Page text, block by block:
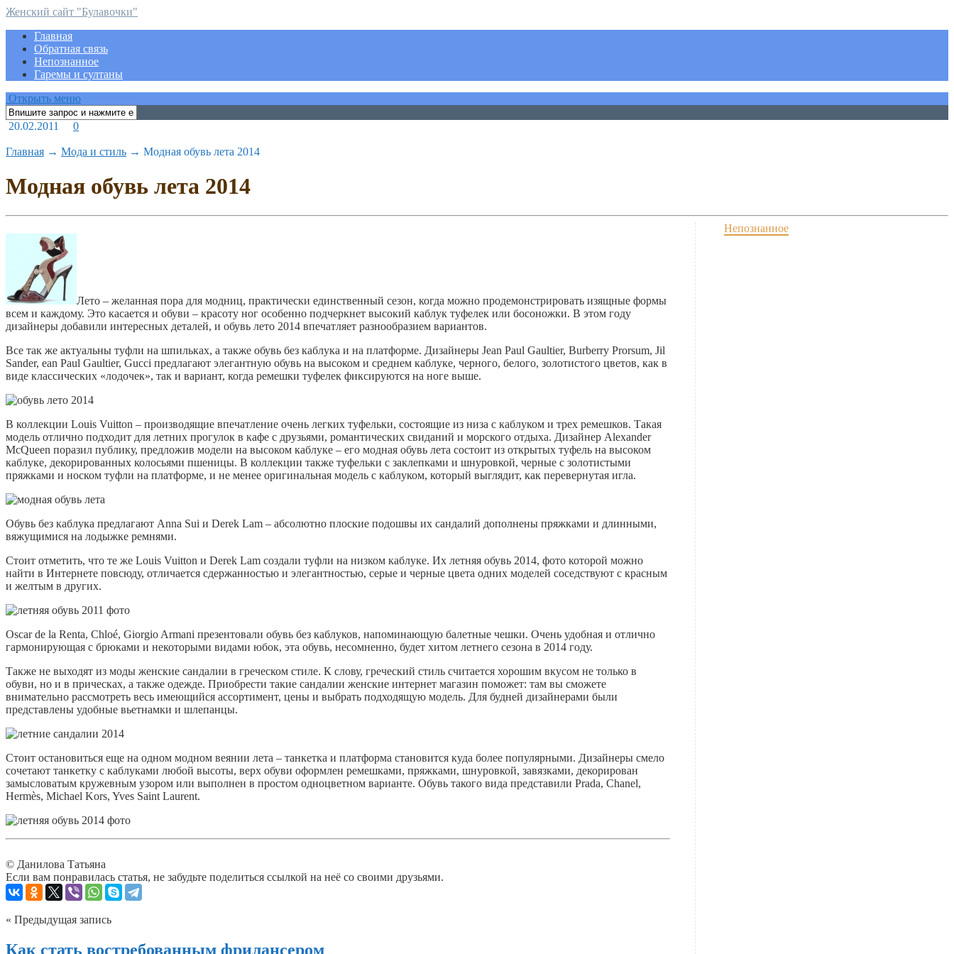
Женский сайт "Булавочки"
Главная
Обратная связь
Непознанное
Гаремы и султаны
Открыть меню
20.02.2011 0
Главная → Мода и стиль → Модная обувь лета 2014
Модная обувь лета 2014
Лето – желанная пора для модниц, практически единственный сезон, когда можно продемонстрировать изящные формы
всем и каждому. Это касается и обуви – красоту ног особенно подчеркнет высокий каблук туфелек или босоножки. В этом году
дизайнеры добавили интересных деталей, и обувь лето 2014 впечатляет разнообразием вариантов.
Все так же актуальны туфли на шпильках, а также обувь без каблука и на платформе. Дизайнеры Jean Paul Gaultier, Burberry Prorsum, Jil
Sander, ean Paul Gaultier, Gucci предлагают элегантную обувь на высоком и среднем каблуке, черного, белого, золотистого цветов, как в
виде классических «лодочек», так и вариант, когда ремешки туфелек фиксируются на ноге выше.
В коллекции Louis Vuitton – производящие впечатление очень легких туфельки, состоящие из низа с каблуком и трех ремешков. Такая
модель отлично подходит для летних прогулок в кафе с друзьями, романтических свиданий и морского отдыха. Дизайнер Alexander
McQueen поразил публику, предложив модели на высоком каблуке – его модная обувь лета состоит из открытых туфель на высоком
каблуке, декорированных колосьями пшеницы. В коллекции также туфельки с заклепками и шнуровкой, черные с золотистыми
пряжками и носком туфли на платформе, и не менее оригинальная модель с каблуком, который выглядит, как перевернутая игла.
Обувь без каблука предлагают Anna Sui и Derek Lam – абсолютно плоские подошвы их сандалий дополнены пряжками и длинными,
вяжущимися на лодыжке ремнями.
Стоит отметить, что те же Louis Vuitton и Derek Lam создали туфли на низком каблуке. Их летняя обувь 2014, фото которой можно
найти в Интернете повсюду, отличается сдержанностью и элегантностью, серые и черные цвета одних моделей соседствуют с красным
и желтым в других.
Oscar de la Renta, Chloé, Giorgio Armani презентовали обувь без каблуков, напоминающую балетные чешки. Очень удобная и отлично
гармонирующая с брюками и некоторыми видами юбок, эта обувь, несомненно, будет хитом летнего сезона в 2014 году.
Также не выходят из моды женские сандалии в греческом стиле. К слову, греческий стиль считается хорошим вкусом не только в
обуви, но и в прическах, а также одежде. Приобрести такие сандалии женские интернет магазин поможет: там вы сможете
внимательно рассмотреть весь имеющийся ассортимент, цены и выбрать подходящую модель. Для будней дизайнерами были
представлены удобные вьетнамки и шлепанцы.
Стоит остановиться еще на одном модном веянии лета – танкетка и платформа становится куда более популярными. Дизайнеры смело
сочетают танкетку с каблуками любой высоты, верх обуви оформлен ремешками, пряжками, шнуровкой, завязками, декорирован
замысловатым кружевным узором или выполнен в простом одноцветном варианте. Обувь такого вида представили Prada, Chanel,
Hermès, Michael Kors, Yves Saint Laurent.
© Данилова Татьяна
Если вам понравилась статья, не забудьте поделиться ссылкой на неё со своими друзьями.
« Предыдущая запись
Как стать востребованным фрилансером
Непознанное